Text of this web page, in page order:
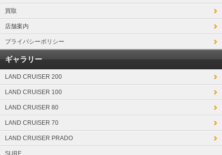
買取
店舗案内
プライバシーポリシー
ギャラリー
LAND CRUISER 200
LAND CRUISER 100
LAND CRUISER 80
LAND CRUISER 70
LAND CRUISER PRADO